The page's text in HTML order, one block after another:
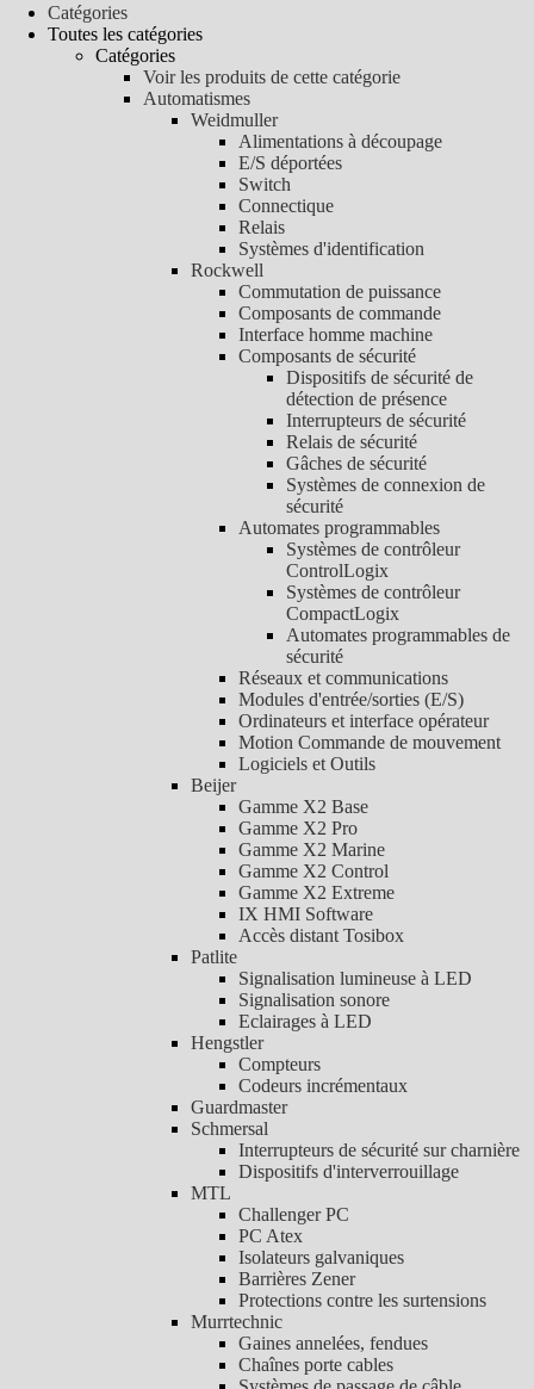
Catégories
Toutes les catégories
Catégories
Voir les produits de cette catégorie
Automatismes
Weidmuller
Alimentations à découpage
E/S déportées
Switch
Connectique
Relais
Systèmes d'identification
Rockwell
Commutation de puissance
Composants de commande
Interface homme machine
Composants de sécurité
Dispositifs de sécurité de
détection de présence
Interrupteurs de sécurité
Relais de sécurité
Gâches de sécurité
Systèmes de connexion de
sécurité
Automates programmables
Systèmes de contrôleur
ControlLogix
Systèmes de contrôleur
CompactLogix
Automates programmables de
sécurité
Réseaux et communications
Modules d'entrée/sorties (E/S)
Ordinateurs et interface opérateur
Motion Commande de mouvement
Logiciels et Outils
Beijer
Gamme X2 Base
Gamme X2 Pro
Gamme X2 Marine
Gamme X2 Control
Gamme X2 Extreme
IX HMI Software
Accès distant Tosibox
Patlite
Signalisation lumineuse à LED
Signalisation sonore
Eclairages à LED
Hengstler
Compteurs
Codeurs incrémentaux
Guardmaster
Schmersal
Interrupteurs de sécurité sur charnière
Dispositifs d'interverrouillage
MTL
Challenger PC
PC Atex
Isolateurs galvaniques
Barrières Zener
Protections contre les surtensions
Murrtechnic
Gaines annelées, fendues
Chaînes porte cables